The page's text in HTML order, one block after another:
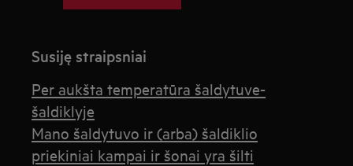
Susiję straipsniai
Per aukšta temperatūra šaldytuve-
šaldiklyje
Mano šaldytuvo ir (arba) šaldiklio
priekiniai kampai ir šonai yra šilti